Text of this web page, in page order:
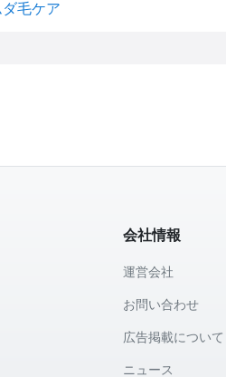
毛ケア
会社情報
運営会社
お問い合わせ
広告掲載について
ニュース